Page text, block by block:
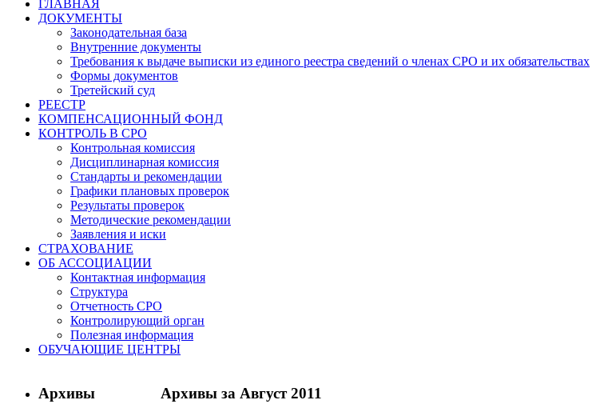
ГЛАВНАЯ
ДОКУМЕНТЫ
Законодательная база
Внутренние документы
Требования к выдаче выписки из единого реестра сведений о членах СРО и их обязательствах
Формы документов
Третейский суд
РЕЕСТР
КОМПЕНСАЦИОННЫЙ ФОНД
КОНТРОЛЬ В СРО
Контрольная комиссия
Дисциплинарная комиссия
Стандарты и рекомендации
Графики плановых проверок
Результаты проверок
Методические рекомендации
Заявления и иски
СТРАХОВАНИЕ
ОБ АССОЦИАЦИИ
Контактная информация
Структура
Отчетность СРО
Контролирующий орган
Полезная информация
ОБУЧАЮЩИЕ ЦЕНТРЫ
Архивы Архивы за Август 2011